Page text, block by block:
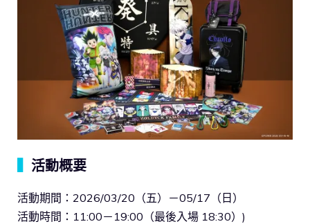
活動概要
活動期間：2026/03/20（五）－05/17（日）
活動時間：11:00－19:00（最後入場 18:30）)